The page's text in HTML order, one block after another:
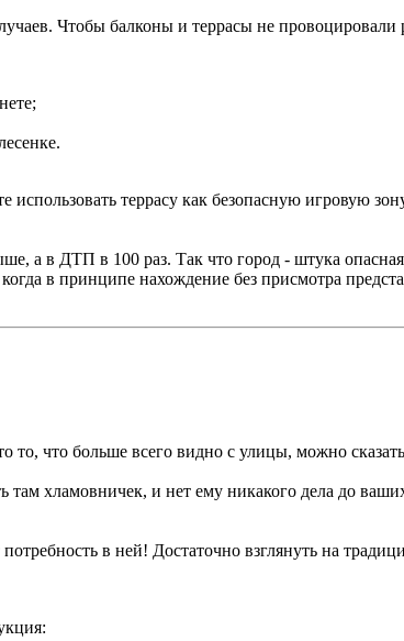
Чтобы балконы и террасы не провоцировали
использовать террасу как безопасную игровую
а в ДТП в 100 раз. Так что город - штука опасная,
в принципе нахождение без присмотра
что больше всего видно с улицы, можно
хламовничек, и нет ему никакого дела до
в ней! Достаточно взглянуть на